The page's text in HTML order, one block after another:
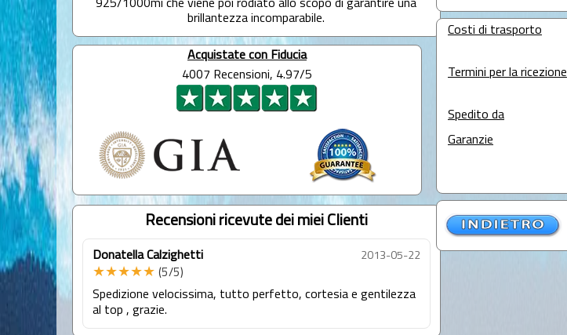
925/1000mi che viene poi rodiato allo scopo di garantire una
brillantezza incomparabile.
Acquistate con Fiducia
4007 Recensioni, 4.97/5
Recensioni ricevute dei miei Clienti
Donatella Calzighetti 2013-05-22
★★★★★ (5/5)
Spedizione velocissima, tutto perfetto, cortesia e gentilezza
al top , grazie.
Costi di trasporto
Termini per la ricezione
Spedito da
Garanzie